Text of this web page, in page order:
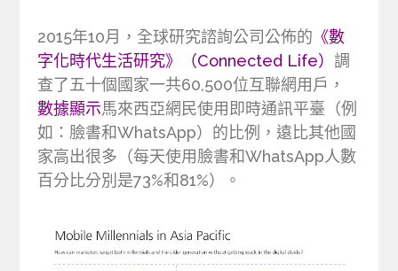
2015年10月，全球研究諮詢公司公佈的 《數
字化時代生活研究》（Connected Life）調
查了五十個國家一共60,500位互聯網用戶，
數據顯示馬來西亞網民使用即時通訊平臺（例
如：臉書和WhatsApp）的比例，遠比其他國
家高出很多（每天使用臉書和WhatsApp人數
百分比分別是73%和81%）。